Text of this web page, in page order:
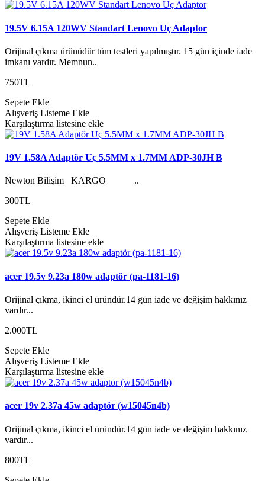
19.5V 6.15A 120WV Standart Lenovo Uç Adaptor
Orijinal çıkma ürünüdür tüm testleri yapılmıştır. 15 gün içinde iade
imkanı vardır. Memnun..
750TL
Sepete Ekle
Alışveriş Listeme Ekle
Karşılaştırma listesine ekle
19V 1.58A Adaptör Uç 5.5MM x 1.7MM ADP-30JH B
Newton Bilişim KARGO ..
300TL
Sepete Ekle
Alışveriş Listeme Ekle
Karşılaştırma listesine ekle
acer 19.5v 9.23a 180w adaptör (pa-1181-16)
Orijinal çıkma, ikinci el üründür.14 gün iade ve değişim hakkınız
vardır...
2.000TL
Sepete Ekle
Alışveriş Listeme Ekle
Karşılaştırma listesine ekle
acer 19v 2.37a 45w adaptör (w15045n4b)
Orijinal çıkma, ikinci el üründür.14 gün iade ve değişim hakkınız
vardır...
800TL